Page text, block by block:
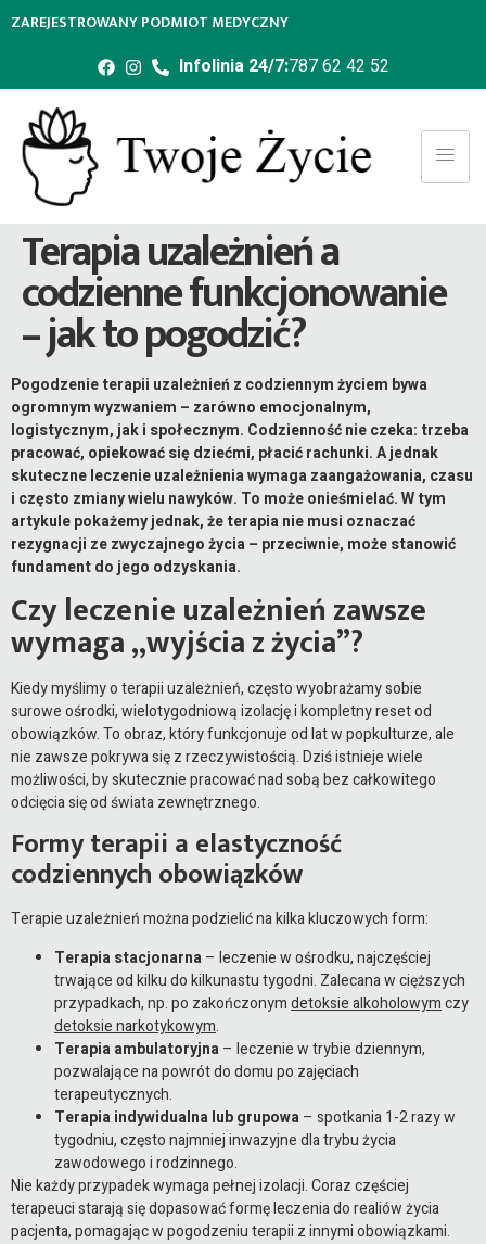
ZAREJESTROWANY PODMIOT MEDYCZNY
Infolinia 24/7:787 62 42 52
Terapia uzależnień a
codzienne funkcjonowanie
– jak to pogodzić?
Pogodzenie terapii uzależnień z codziennym życiem bywa
ogromnym wyzwaniem – zarówno emocjonalnym,
logistycznym, jak i społecznym. Codzienność nie czeka: trzeba
pracować, opiekować się dziećmi, płacić rachunki. A jednak
skuteczne leczenie uzależnienia wymaga zaangażowania, czasu
i często zmiany wielu nawyków. To może onieśmielać. W tym
artykule pokażemy jednak, że terapia nie musi oznaczać
rezygnacji ze zwyczajnego życia – przeciwnie, może stanowić
fundament do jego odzyskania.
Czy leczenie uzależnień zawsze
wymaga „wyjścia z życia”?
Kiedy myślimy o terapii uzależnień, często wyobrażamy sobie
surowe ośrodki, wielotygodniową izolację i kompletny reset od
obowiązków. To obraz, który funkcjonuje od lat w popkulturze, ale
nie zawsze pokrywa się z rzeczywistością. Dziś istnieje wiele
możliwości, by skutecznie pracować nad sobą bez całkowitego
odcięcia się od świata zewnętrznego.
Formy terapii a elastyczność
codziennych obowiązków
Terapie uzależnień można podzielić na kilka kluczowych form:
Terapia stacjonarna– leczenie w ośrodku, najczęściej
trwające od kilku do kilkunastu tygodni. Zalecana w cięższych
przypadkach, np. po zakończonymdetoksie alkoholowymczy
detoksie narkotykowym.
Terapia ambulatoryjna– leczenie w trybie dziennym,
pozwalające na powrót do domu po zajęciach
terapeutycznych.
Terapia indywidualna lub grupowa– spotkania 1-2 razy w
tygodniu, często najmniej inwazyjne dla trybu życia
zawodowego i rodzinnego.
Nie każdy przypadek wymaga pełnej izolacji. Coraz częściej
terapeuci starają się dopasować formę leczenia do realiów życia
pacjenta, pomagając w pogodzeniu terapii z innymi obowiązkami.